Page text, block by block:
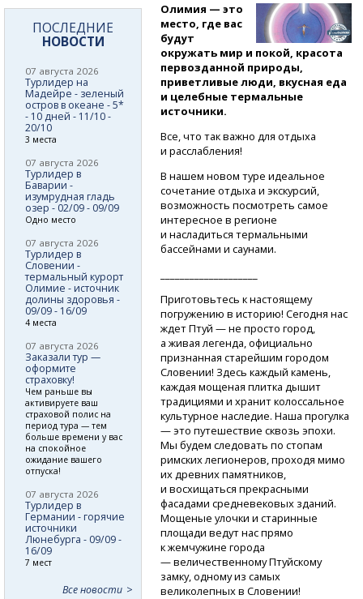
Олимия — это
место, где вас
будут
окружать мир и покой, красота
первозданной природы,
приветливые люди, вкусная еда
и целебные термальные
источники.
Все, что так важно для отдыха
и расслабления!
В нашем новом туре идеальное
сочетание отдыха и экскурсий,
возможность посмотреть самое
интересное в регионе
и насладиться термальными
бассейнами и саунами.
Приготовьтесь к настоящему
погружению в историю! Сегодня нас
ждет Птуй — не просто город,
а живая легенда, официально
признанная старейшим городом
Словении! Здесь каждый камень,
каждая мощеная плитка дышит
традициями и хранит колоссальное
культурное наследие. Наша прогулка
— это путешествие сквозь эпохи.
Мы будем следовать по стопам
римских легионеров, проходя мимо
их древних памятников,
и восхищаться прекрасными
фасадами средневековых зданий.
Мощеные улочки и старинные
площади ведут нас прямо
к жемчужине города
— величественному Птуйскому
замку, одному из самых
великолепных в Словении!
ПОСЛЕДНИЕ
НОВОСТИ
07 августа 2026
Турлидер на
Мадейре - зеленый
остров в океане - 5*
- 10 дней - 11/10 -
20/10
3 места
07 августа 2026
Турлидер в
Баварии -
изумрудная гладь
озер - 02/09 - 09/09
Одно место
07 августа 2026
Турлидер в
Словении -
термальный курорт
Олимие - источник
долины здоровья -
09/09 - 16/09
4 места
07 августа 2026
Заказали тур —
оформите
страховку!
Чем раньше вы
активируете ваш
страховой полис на
период тура — тем
больше времени у вас
на спокойное
ожидание вашего
отпуска!
07 августа 2026
Турлидер в
Германии - горячие
источники
Люнебурга - 09/09 -
16/09
7 мест
Все новости